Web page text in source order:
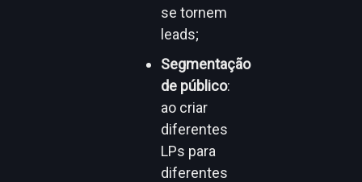
se tornem
leads;
Segmentação
de público:
ao criar
diferentes
LPs para
diferentes